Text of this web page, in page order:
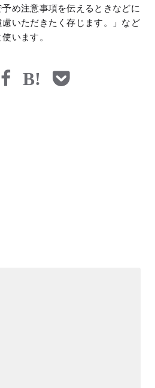
め注意事項を伝えるときなどに
慮いただきたく存じます。」など
使います。